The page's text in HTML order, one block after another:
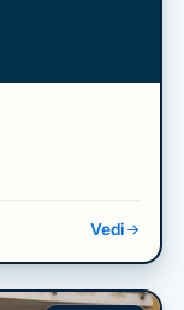
Vedi